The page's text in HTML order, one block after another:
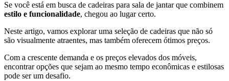
Se você está em busca de cadeiras para sala de jantar que combinem
estilo e funcionalidade, chegou ao lugar certo.
Neste artigo, vamos explorar uma seleção de cadeiras que não só
são visualmente atraentes, mas também oferecem ótimos preços.
Com a crescente demanda e os preços elevados dos móveis,
encontrar opções que sejam ao mesmo tempo econômicas e estilosas
pode ser um desafio.